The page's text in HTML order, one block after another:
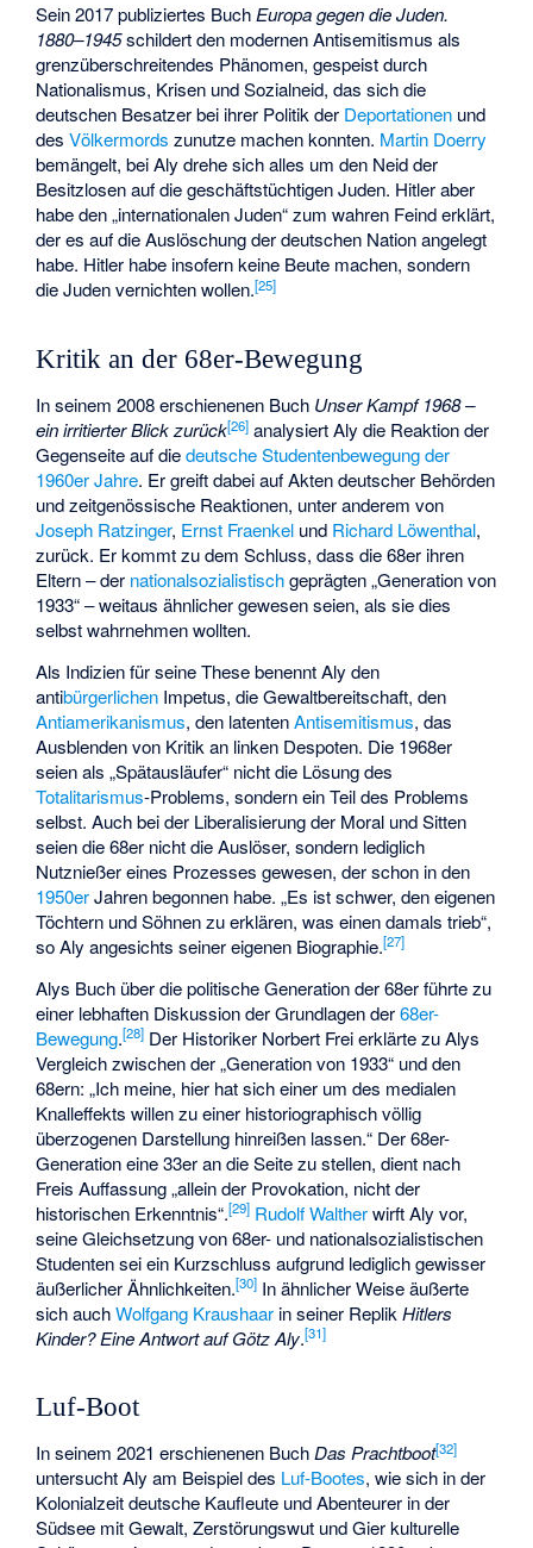
Sein 2017 publiziertes BuchEuropa gegen die Juden.
1880–1945schildert den modernen Antisemitismus als
grenzüberschreitendes Phänomen, gespeist durch
Nationalismus, Krisen und Sozialneid, das sich die
deutschen Besatzer bei ihrer Politik der Deportationen und
desVölkermords zunutze machen konnten. Martin Doerry
bemängelt, bei Aly drehe sich alles um den Neid der
Besitzlosen auf die geschäftstüchtigen Juden. Hitler aber
habe den „internationalen Juden“ zum wahren Feind erklärt,
der es auf die Auslöschung der deutschen Nation angelegt
habe. Hitler habe insofern keine Beute machen, sondern
die Juden vernichten wollen.[25]
Kritik an der 68er-Bewegung
In seinem 2008 erschienenen Buch Unser Kampf 1968 –
ein irritierter Blick zurück[26] analysiert Aly die Reaktion der
Gegenseite auf diedeutsche Studentenbewegung der
1960er Jahre. Er greift dabei auf Akten deutscher Behörden
und zeitgenössische Reaktionen, unter anderem von
Joseph Ratzinger, Ernst Fraenkel und Richard Löwenthal,
zurück. Er kommt zu dem Schluss, dass die 68er ihren
Eltern – der nationalsozialistischgeprägten „Generation von
1933“ – weitaus ähnlicher gewesen seien, als sie dies
selbst wahrnehmen wollten.
Als Indizien für seine These benennt Aly den
antibürgerlichen Impetus, die Gewaltbereitschaft, den
Antiamerikanismus, den latentenAntisemitismus, das
Ausblenden von Kritik an linken Despoten. Die 1968er
seien als „Spätausläufer“ nicht die Lösung des
Totalitarismus-Problems, sondern ein Teil des Problems
selbst. Auch bei der Liberalisierung der Moral und Sitten
seien die 68er nicht die Auslöser, sondern lediglich
Nutznießer eines Prozesses gewesen, der schon in den
1950erJahren begonnen habe. „Es ist schwer, den eigenen
Töchtern und Söhnen zu erklären, was einen damals trieb“,
so Aly angesichts seiner eigenen Biographie.[27]
Alys Buch über die politische Generation der 68er führte zu
einer lebhaften Diskussion der Grundlagen der68er-
Bewegung.[28] Der Historiker Norbert Frei erklärte zu Alys
Vergleich zwischen der „Generation von 1933“ und den
68ern: „Ich meine, hier hat sich einer um des medialen
Knalleffekts willen zu einer historiographisch völlig
überzogenen Darstellung hinreißen lassen.“ Der 68er-
Generation eine 33er an die Seite zu stellen, dient nach
Freis Auffassung „allein der Provokation, nicht der
historischen Erkenntnis“.[29] Rudolf Waltherwirft Aly vor,
seine Gleichsetzung von 68er- und nationalsozialistischen
Studenten sei ein Kurzschluss aufgrund lediglich gewisser
äußerlicher Ähnlichkeiten.[30] In ähnlicher Weise äußerte
sich auchWolfgang Kraushaar in seiner ReplikHitlers
Kinder? Eine Antwort auf Götz Aly.[31]
Luf-Boot
In seinem 2021 erschienenen BuchDas Prachtboot[32]
untersucht Aly am Beispiel des Luf-Bootes, wie sich in der
Kolonialzeit deutsche Kaufleute und Abenteurer in der
Südsee mit Gewalt, Zerstörungswut und Gier kulturelle